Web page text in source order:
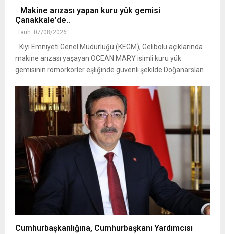
Makine arızası yapan kuru yük gemisi
Çanakkale'de..
Tarih: 07/08/2026
Kıyı Emniyeti Genel Müdürlüğü (KEGM), Gelibolu açıklarında
makine arızası yaşayan OCEAN MARY isimli kuru yük
gemisinin römorkörler eşliğinde güvenli şekilde Doğanarslan ..
Cumhurbaşkanlığına, Cumhurbaşkanı Yardımcısı